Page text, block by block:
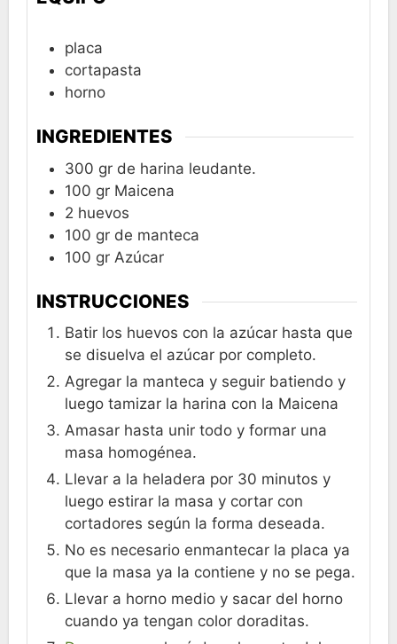
placa
cortapasta
horno
INGREDIENTES
300 gr de harina leudante.
100 gr Maicena
2 huevos
100 gr de manteca
100 gr Azúcar
INSTRUCCIONES
Batir los huevos con la azúcar hasta que
se disuelva el azúcar por completo.
Agregar la manteca y seguir batiendo y
luego tamizar la harina con la Maicena
Amasar hasta unir todo y formar una
masa homogénea.
Llevar a la heladera por 30 minutos y
luego estirar la masa y cortar con
cortadores según la forma deseada.
No es necesario enmantecar la placa ya
que la masa ya la contiene y no se pega.
Llevar a horno medio y sacar del horno
cuando ya tengan color doraditas.